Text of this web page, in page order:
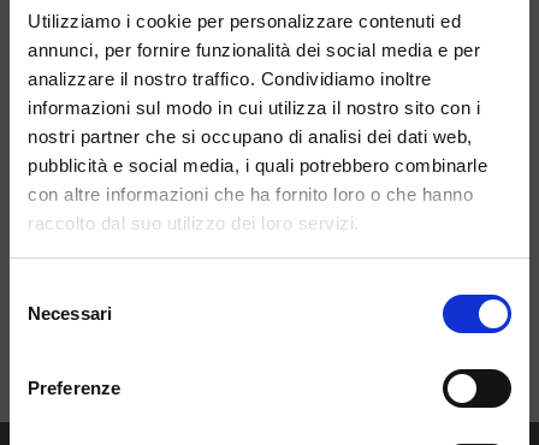
Utilizziamo i cookie per personalizzare contenuti ed
annunci, per fornire funzionalità dei social media e per
analizzare il nostro traffico. Condividiamo inoltre
informazioni sul modo in cui utilizza il nostro sito con i
nostri partner che si occupano di analisi dei dati web,
pubblicità e social media, i quali potrebbero combinarle
con altre informazioni che ha fornito loro o che hanno
raccolto dal suo utilizzo dei loro servizi.
delNecessari
Preferenze
Entra ora nel mondo
delle Smart Home e
delle Comunità
Energetiche